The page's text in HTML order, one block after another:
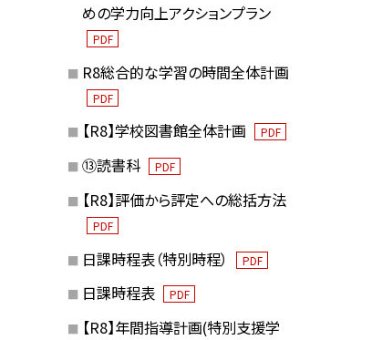
めの学力向上アクションプラン
PDF
R8総合的な学習の時間全体計画
PDF
【R8】学校図書館全体計画 PDF
⑬読書科 PDF
【R8】評価から評定への総括方法
PDF
日課時程表（特別時程） PDF
日課時程表 PDF
【R8】年間指導計画(特別支援学